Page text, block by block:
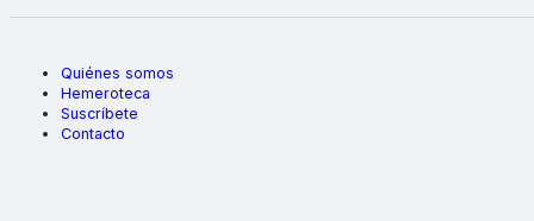
Quiénes somos
Hemeroteca
Suscríbete
Contacto